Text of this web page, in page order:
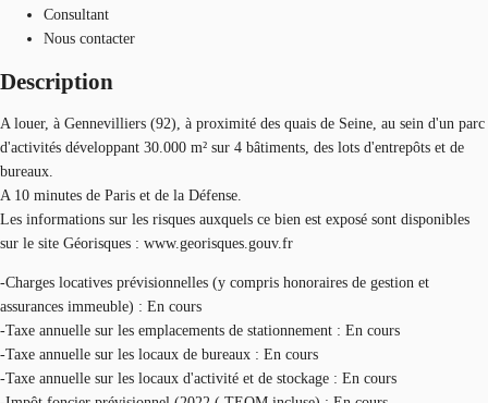
Consultant
Nous contacter
Description
A louer, à Gennevilliers (92), à proximité des quais de Seine, au sein d'un parc
d'activités développant 30.000 m² sur 4 bâtiments, des lots d'entrepôts et de
bureaux.
A 10 minutes de Paris et de la Défense.
Les informations sur les risques auxquels ce bien est exposé sont disponibles
sur le site Géorisques : www.georisques.gouv.fr
-Charges locatives prévisionnelles (y compris honoraires de gestion et
assurances immeuble) : En cours
-Taxe annuelle sur les emplacements de stationnement : En cours
-Taxe annuelle sur les locaux de bureaux : En cours
-Taxe annuelle sur les locaux d'activité et de stockage : En cours